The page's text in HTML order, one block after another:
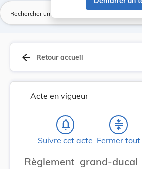
arrow_back Retour accueil
Acte en vigueur
notifications_none
Suivre cet acte
compress
Fermer tout
Règlement grand-